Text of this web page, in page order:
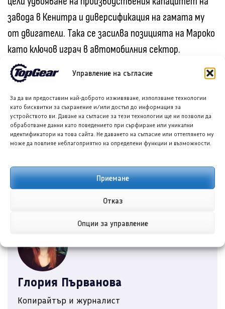
Управление на съгласие
За да ви предоставим най-доброто изживяване, използваме технологии
като бисквитки за съхранение и/или достъп до информация за
устройството ви. Даване на съгласие за тези технологии ще ни позволи да
обработваме данни като поведението при сърфиране или уникални
идентификатори на това сайта. Не даването на съгласие или оттеглянето му
може да повлияе неблагоприятно на определени функции и възможности.
Приемане
Отказ
Опции за управление
завода в Кенитра и диверсификация на гамата му
от двигатели. Така се засилва позицията на Мароко
като ключов играч в автомобилния сектор.
Споделете в социалните мрежи:
Глория Първанова
Копирайтър и журналист